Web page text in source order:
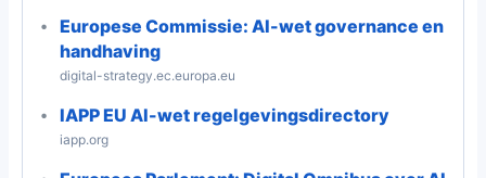
Europese Commissie: AI-wet governance en
handhaving
digital-strategy.ec.europa.eu
IAPP EU AI-wet regelgevingsdirectory
iapp.org